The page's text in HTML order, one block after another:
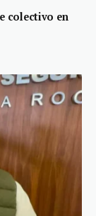
colectivo en